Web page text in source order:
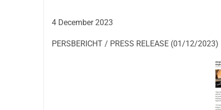
4 December 2023
PERSBERICHT / PRESS RELEASE (01/12/2023)